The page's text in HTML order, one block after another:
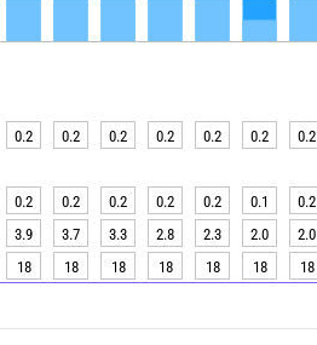
0.2 0.2 0.2 0.2 0.2 0.2 0.2
0.2 0.2 0.2 0.2 0.2 0.1 0.2
3.9 3.7 3.3 2.8 2.3 2.0 2.0
18 18 18 18 18 18 18